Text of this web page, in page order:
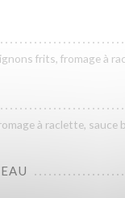
frits, fromage à
à raclette, sauce